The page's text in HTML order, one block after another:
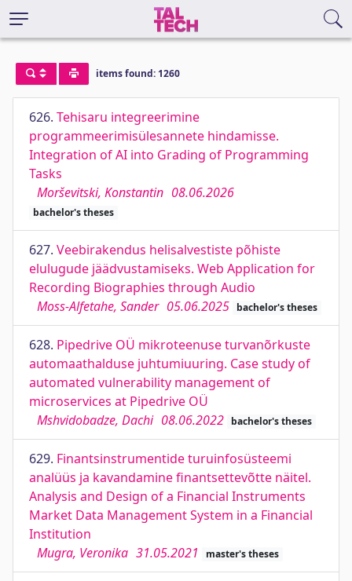
items found: 1260
626. Tehisaru integreerimine
programmeerimisülesannete hindamisse.
Integration of AI into Grading of Programming
Tasks
Morševitski, Konstantin 08.06.2026
bachelor's theses
627. Veebirakendus helisalvestiste põhiste
elulugude jäädvustamiseks. Web Application for
Recording Biographies through Audio
Moss-Alfetahe, Sander 05.06.2025 bachelor's theses
628. Pipedrive OÜ mikroteenuse turvanõrkuste
automaathalduse juhtumiuuring. Case study of
automated vulnerability management of
microservices at Pipedrive OÜ
Mshvidobadze, Dachi 08.06.2022 bachelor's theses
629. Finantsinstrumentide turuinfosüsteemi
analüüs ja kavandamine finantsettevõtte näitel.
Analysis and Design of a Financial Instruments
Market Data Management System in a Financial
Institution
Mugra, Veronika 31.05.2021 master's theses